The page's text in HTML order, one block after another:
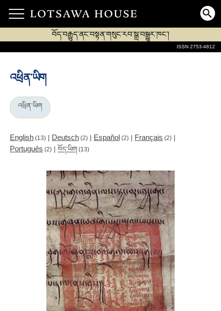
བོད་བརྒྱུད་ནང་བསྟན་གསུང་རབ་སྒྲ་བསྒྱུར་ཁང་།
ISSN 2753-4812
འཕྲིན་ཡིག
འཕྲིན་ཡིག
English (13) | Deutsch (2) | Español (2) | Français (2) |
Português (2) | བོད་ཡིག (13)